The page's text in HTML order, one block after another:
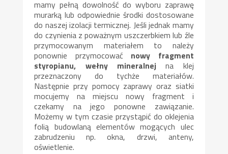
mamy pełną dowolność do wyboru zaprawę
murarką lub odpowiednie środki dostosowane
do naszej izolacji termicznej. Jeśli jednak mamy
do czynienia z poważnym uszczerbkiem lub źle
przymocowanym materiałem to należy
ponownie przymocować nowy fragment
styropianu, wełny mineralnejna klej
przeznaczony do tychże materiałów.
Następnie przy pomocy zaprawy oraz siatki
mocujemy na miejscu nowy fragment i
czekamy na jego ponowne zawiązanie.
Możemy w tym czasie przystąpić do oklejenia
folią budowlaną elementów mogących ulec
zabrudzeniu np. okna, drzwi, anteny,
oświetlenie.